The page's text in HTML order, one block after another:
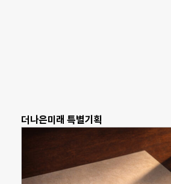
더나은미래 특별기획